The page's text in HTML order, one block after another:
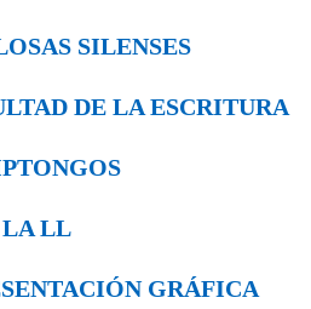
SILENSES
DE LA ESCRITURA
LA LL
GRÁFICA